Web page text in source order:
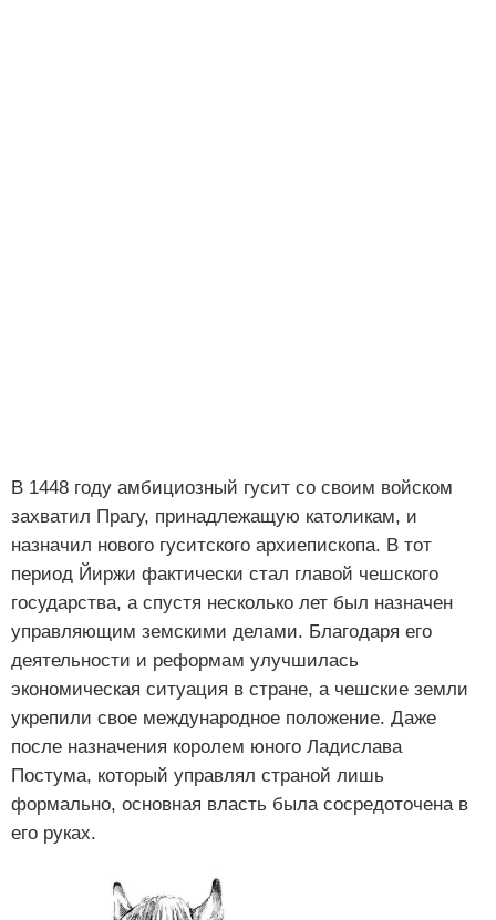
В 1448 году амбициозный гусит со своим войском
захватил Прагу, принадлежащую католикам, и
назначил нового гуситского архиепископа. В тот
период Йиржи фактически стал главой чешского
государства, а спустя несколько лет был назначен
управляющим земскими делами. Благодаря его
деятельности и реформам улучшилась
экономическая ситуация в стране, а чешские земли
укрепили свое международное положение. Даже
после назначения королем юного Ладислава
Постума, который управлял страной лишь
формально, основная власть была сосредоточена в
его руках.